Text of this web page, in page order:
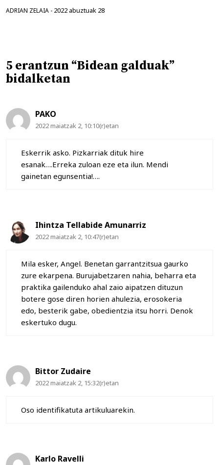
ADRIAN ZELAIA - 2022 abuztuak 28
5 erantzun “Bidean galduak”
bidalketan
PAKO
2022 maiatzak 2, 10:10(r)etan
Eskerrik asko. Pizkarriak dituk hire
esanak….Erreka zuloan eze eta ilun. Mendi
gainetan egunsentia!….
Ihintza Tellabide Amunarriz
2022 maiatzak 2, 10:47(r)etan
Mila esker, Angel. Benetan garrantzitsua gaurko
zure ekarpena. Burujabetzaren nahia, beharra eta
praktika gailenduko ahal zaio aipatzen dituzun
botere gose diren horien ahulezia, erosokeria
edo, besterik gabe, obedientzia itsu horri. Denok
eskertuko dugu.
Bittor Zudaire
2022 maiatzak 2, 15:32(r)etan
Oso identifikatuta artikuluarekin.
Karlo Ravelli